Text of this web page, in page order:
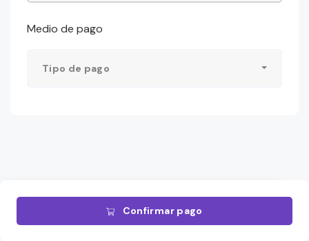
Medio de pago
Tipo de pago
Confirmar pago